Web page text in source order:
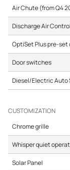
Air Chute (from Q4
Discharge Air
OptiSet Plus pre-set
Door switches
Diesel/Electric Auto
CUSTOMIZATION
Chrome grille
Whisper quiet
Solar Panel